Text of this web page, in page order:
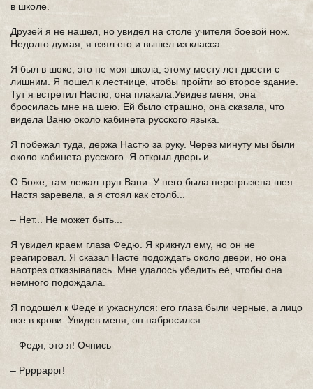
в школе.
Друзей я не нашел, но увидел на столе учителя боевой нож.
Недолго думая, я взял его и вышел из класса.
Я был в шоке, это не моя школа, этому месту лет двести с
лишним. Я пошел к лестнице, чтобы пройти во второе здание.
Тут я встретил Настю, она плакала.Увидев меня, она
бросилась мне на шею. Ей было страшно, она сказала, что
видела Ваню около кабинета русского языка.
Я побежал туда, держа Настю за руку. Через минуту мы были
около кабинета русского. Я открыл дверь и...
О Боже, там лежал труп Вани. У него была перегрызена шея.
Настя заревела, а я стоял как столб...
– Нет... Не может быть...
Я увидел краем глаза Федю. Я крикнул ему, но он не
реагировал. Я сказал Насте подождать около двери, но она
наотрез отказывалась. Мне удалось убедить её, чтобы она
немного подождала.
Я подошёл к Феде и ужаснулся: его глаза были черные, а лицо
все в крови. Увидев меня, он набросился.
– Федя, это я! Очнись
– Рррраррг!